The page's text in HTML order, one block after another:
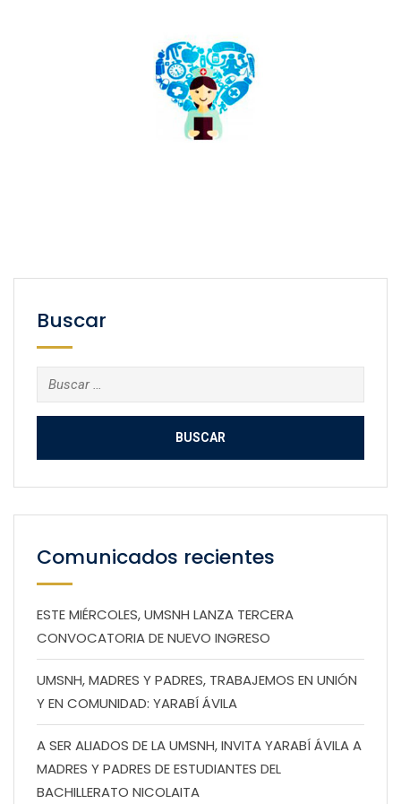
Buscar
Buscar:
Comunicados recientes
ESTE MIÉRCOLES, UMSNH LANZA TERCERA
CONVOCATORIA DE NUEVO INGRESO
UMSNH, MADRES Y PADRES, TRABAJEMOS EN UNIÓN
Y EN COMUNIDAD: YARABÍ ÁVILA
A SER ALIADOS DE LA UMSNH, INVITA YARABÍ ÁVILA A
MADRES Y PADRES DE ESTUDIANTES DEL
BACHILLERATO NICOLAITA